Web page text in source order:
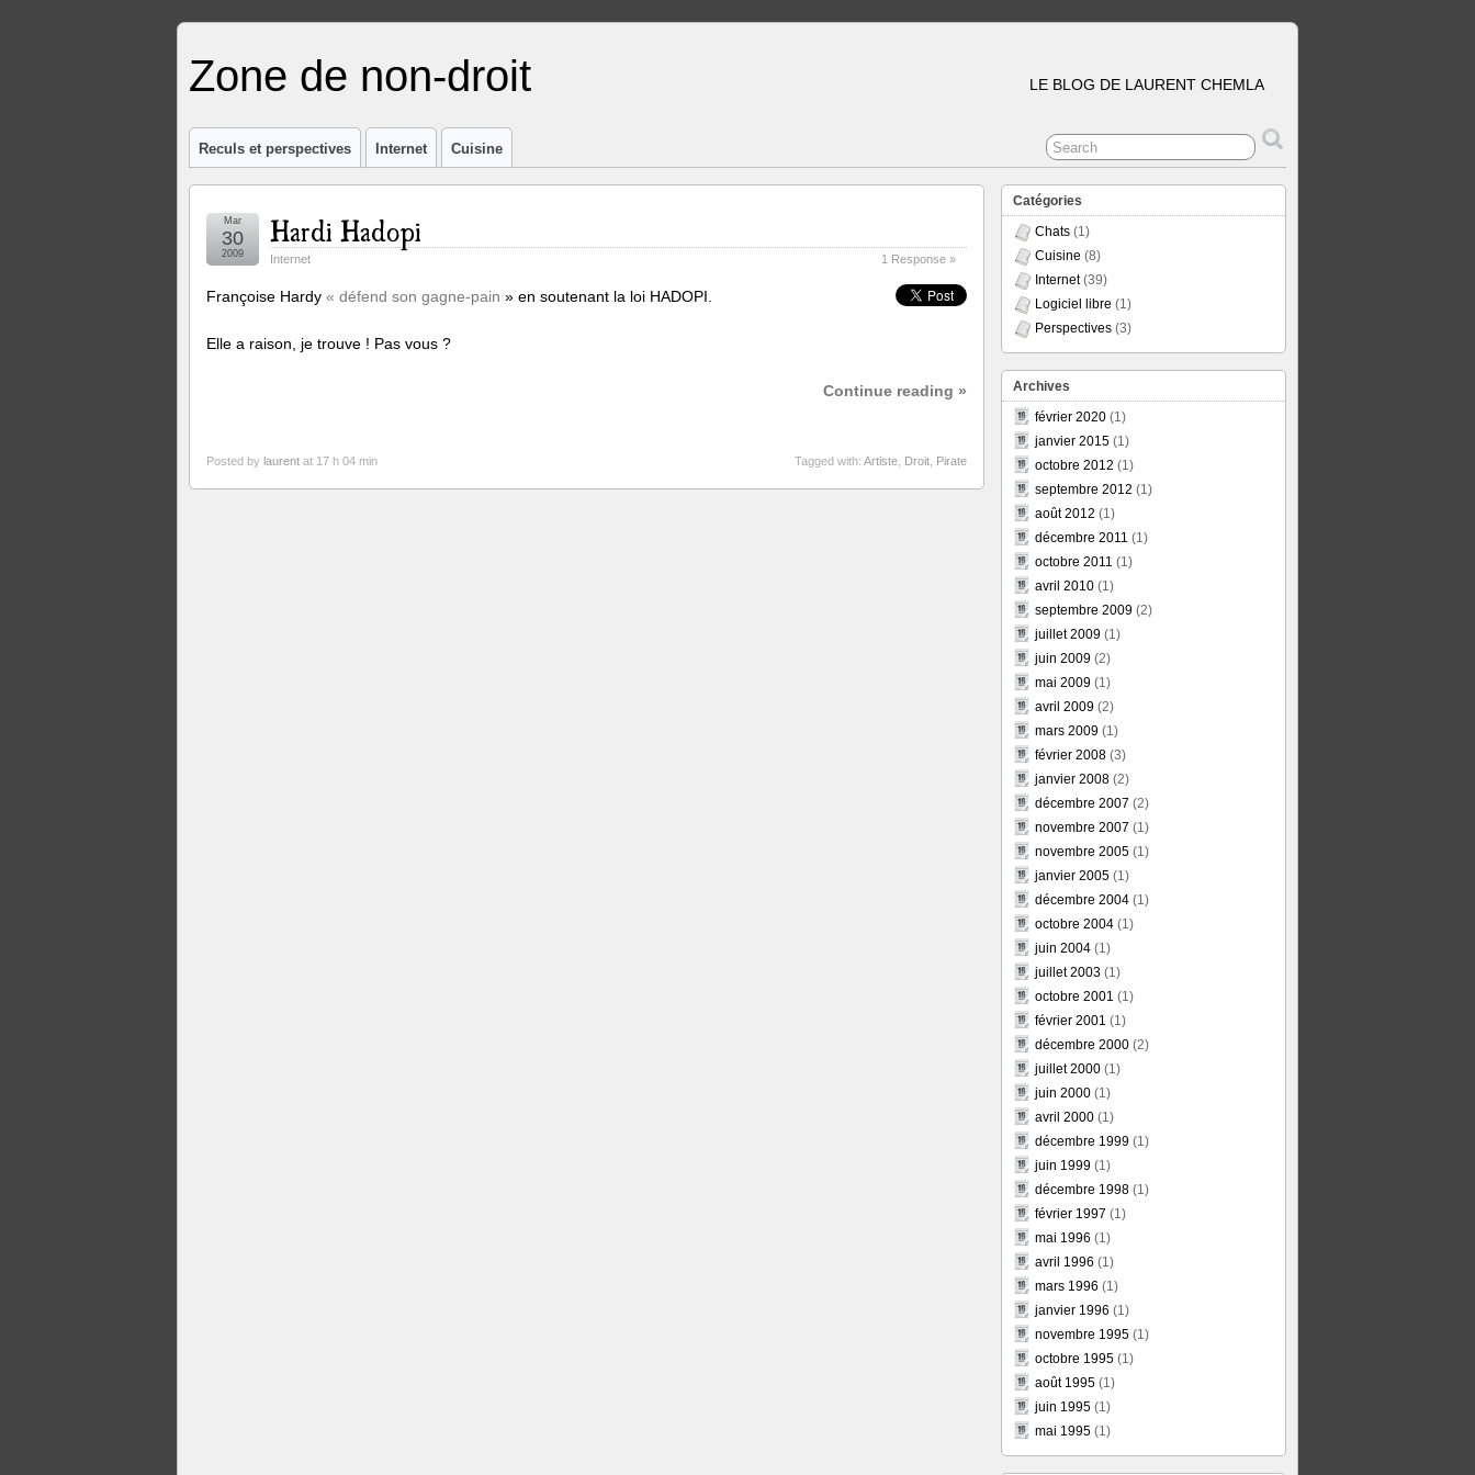
Zone de non-droit LE BLOG DE LAURENT CHEMLA
Reculs et perspectives Internet Cuisine
Hardi Hadopi
Internet 1 Response »
Mar
30
2009
Françoise Hardy « défend son gagne-pain » en soutenant la loi HADOPI.
Elle a raison, je trouve ! Pas vous ?
Continue reading »
Posted by laurent at 17 h 04 min Tagged with: Artiste Droit Pirate
Catégories
Chats (1)
Cuisine (8)
Internet(39)
Logiciel libre (1)
Perspectives (3)
Archives
février 2020 (1)
janvier 2015 (1)
octobre 2012 (1)
septembre 2012 (1)
août 2012 (1)
décembre 2011 (1)
octobre 2011 (1)
avril 2010 (1)
septembre 2009 (2)
juillet 2009 (1)
juin 2009 (2)
mai 2009 (1)
avril 2009 (2)
mars 2009 (1)
février 2008 (3)
janvier 2008 (2)
décembre 2007 (2)
novembre 2007 (1)
novembre 2005 (1)
janvier 2005 (1)
décembre 2004 (1)
octobre 2004 (1)
juin 2004 (1)
juillet 2003 (1)
octobre 2001 (1)
février 2001 (1)
décembre 2000 (2)
juillet 2000 (1)
juin 2000 (1)
avril 2000 (1)
décembre 1999 (1)
juin 1999 (1)
décembre 1998 (1)
février 1997 (1)
mai 1996 (1)
avril 1996 (1)
mars 1996 (1)
janvier 1996 (1)
novembre 1995 (1)
octobre 1995 (1)
août 1995 (1)
juin 1995 (1)
mai 1995 (1)